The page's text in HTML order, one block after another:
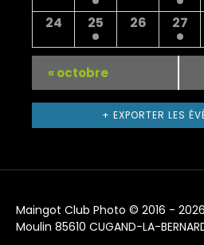
24
25 26 27
«octobre
+ EXPORTER LES
Maingot Club Photo © 2016 -
Moulin 85610 CUGAND-LA-